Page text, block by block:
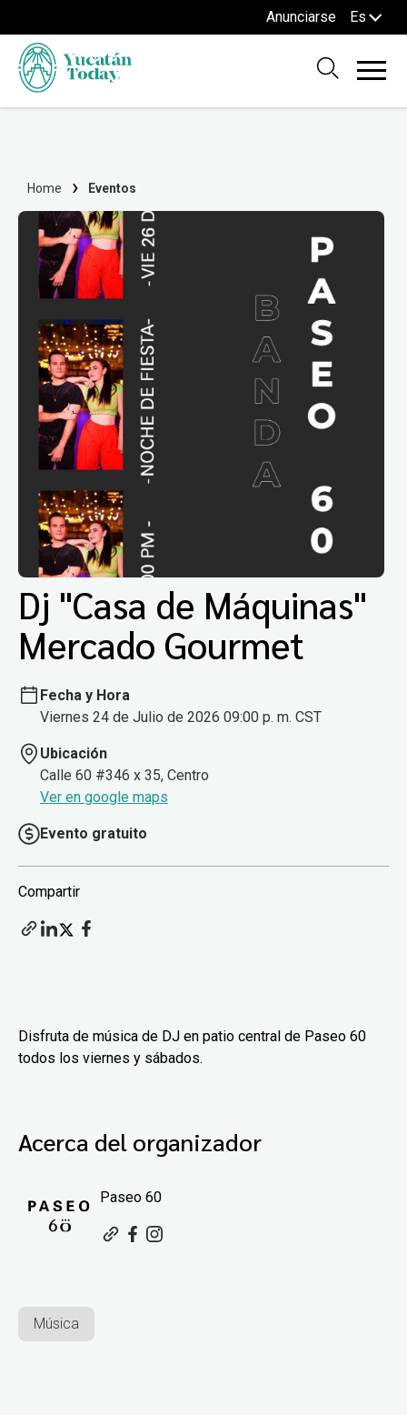
Anunciarse Es
Home Eventos
Dj "Casa de Máquinas"
Mercado Gourmet
Fecha y Hora
Viernes 24 de Julio de 2026 09:00 p. m. CST
Ubicación
Calle 60 #346 x 35, Centro
Ver en google maps
Evento gratuito
Compartir
Disfruta de música de DJ en patio central de Paseo 60
todos los viernes y sábados.
Acerca del organizador
Paseo 60
Música